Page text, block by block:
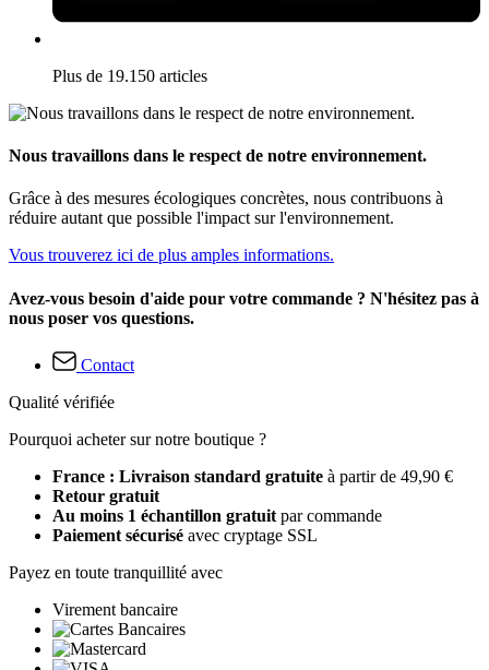
Plus de 19.150 articles
Nous travaillons dans le respect de notre environnement.
Grâce à des mesures écologiques concrètes, nous contribuons à
réduire autant que possible l'impact sur l'environnement.
Vous trouverez ici de plus amples informations.
Avez-vous besoin d'aide pour votre commande ? N'hésitez pas à
nous poser vos questions.
Contact
Qualité vérifiée
Pourquoi acheter sur notre boutique ?
France : Livraison standard gratuite à partir de 49,90 €
Retour gratuit
Au moins 1 échantillon gratuit par commande
Paiement sécurisé avec cryptage SSL
Payez en toute tranquillité avec
Virement bancaire